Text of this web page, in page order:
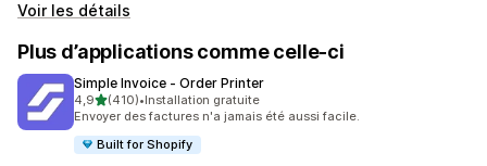
Voir les détails
Plus d’applications comme celle-ci
Simple Invoice ‑ Order Printer
4,9étoile(s) sur 5
(410)
410 avis au total
•Installation gratuite
Envoyer des factures n'a jamais été aussi facile.
Built for Shopify